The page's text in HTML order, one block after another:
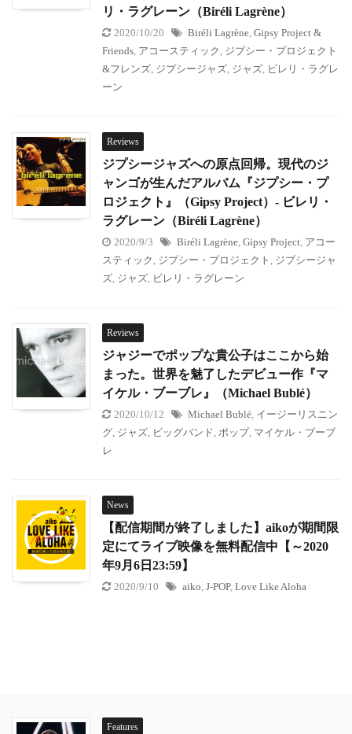
リ・ラグレーン（Biréli Lagrène）
2020/10/20 Biréli Lagrène Gipsy Project &
Friends アコースティック ジプシー・プロジェクト
&フレンズ ジプシージャズ ジャズ ビレリ・ラグレ
ーン
Reviews
ジプシージャズへの原点回帰。現代のジ
ャンゴが生んだアルバム『ジプシー・プ
ロジェクト』（Gipsy Project）- ビレリ・
ラグレーン（Biréli Lagrène）
2020/9/3 Biréli Lagrène Gipsy Project アコー
スティック ジプシー・プロジェクト
ジプシージャ
ズ ジャズ ビレリ・ラグレーン
Reviews
ジャジーでポップな貴公子はここから始
まった。世界を魅了したデビュー作『マ
イケル・ブーブレ』（Michael Bublé）
2020/10/12 Michael Bublé イージーリスニン
グ ジャズ ビッグバンド ポップ, マイケル・ブーブ
レ
News
【配信期間が終了しました】aikoが期間限
定にてライブ映像を無料配信中【～2020
年9月6日23:59】
2020/9/10 aiko J-POP, Love Like Aloha
Features